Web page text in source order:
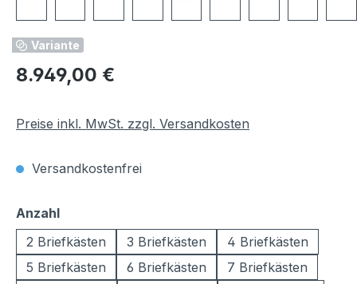
Variante
Regulärer Preis:
8.949,00 €
Preise inkl. MwSt. zzgl. Versandkosten
Versandkostenfrei
Anzahlauswählen
2 Briefkästen
3 Briefkästen
4 Briefkästen
5 Briefkästen
6 Briefkästen
7 Briefkästen